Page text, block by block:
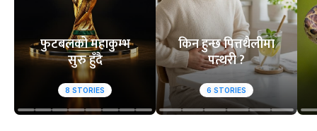
फुटबलको महाकुम्भ
सुरु हुँदै
8 STORIES
किन हुन्छ पित्तथैलीमा
पत्थरी ?
6 STORIES